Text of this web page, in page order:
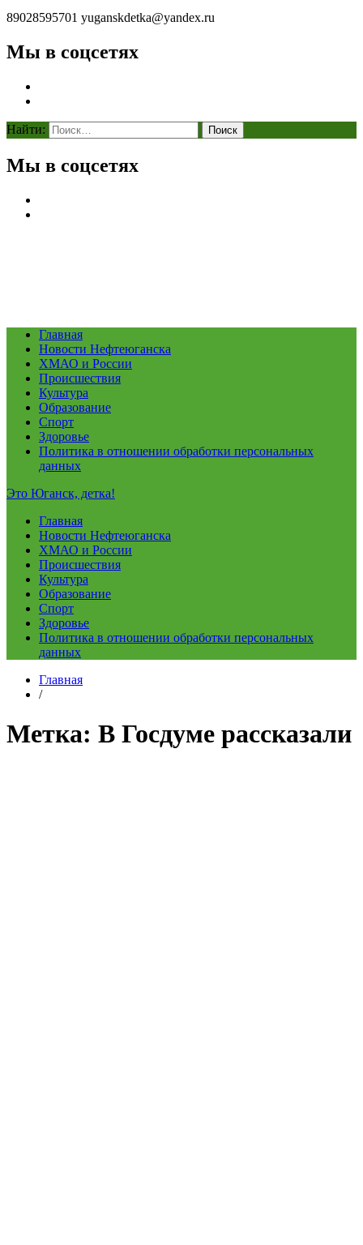
89028595701 yuganskdetka@yandex.ru
Мы в соцсетях
Найти:
Мы в соцсетях
Главная
Новости Нефтеюганска
ХМАО и России
Происшествия
Культура
Образование
Спорт
Здоровье
Политика в отношении обработки персональных
данных
Это Юганск, детка!
Главная
Новости Нефтеюганска
ХМАО и России
Происшествия
Культура
Образование
Спорт
Здоровье
Политика в отношении обработки персональных
данных
Главная
/
Метка: В Госдуме рассказали